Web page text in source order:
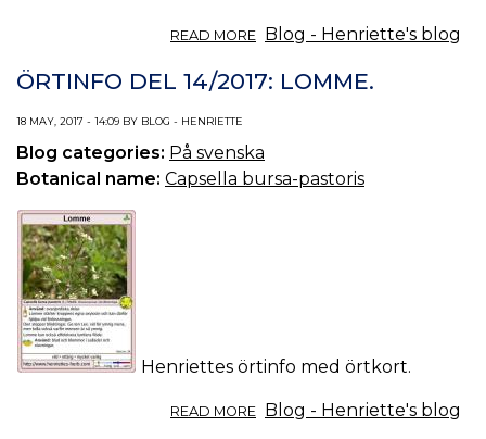
READ MORE ABOUT
DEL
15/2017:
Blog - Henriette's blog
ÖRTINFO DEL 14/2017: LOMME.
18 MAY, 2017 - 14:09 BY BLOG - HENRIETTE
Blog categories: På svenska
Botanical name: Capsella bursa-pastoris
Henriettes örtinfo med örtkort.
READ MORE ABOUT
Blog - Henriette's blog